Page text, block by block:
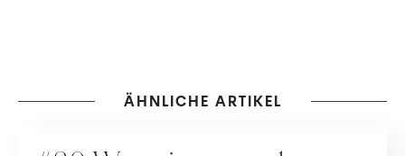
ÄHNLICHE ARTIKEL